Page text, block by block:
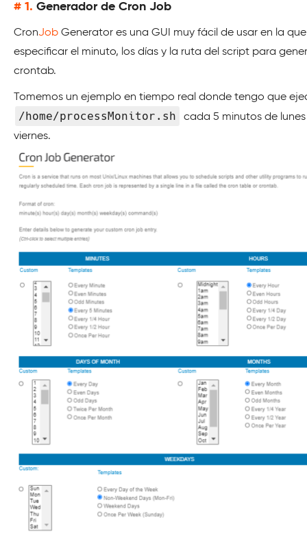
# 1. Generador de Cron Job
CronJob Generator es una GUI muy fácil de usar en la
especificar el minuto, los días y la ruta del script para
crontab.
Tomemos un ejemplo en tiempo real donde tengo que
/home/processMonitor.sh
cada 5 minutos de
viernes.